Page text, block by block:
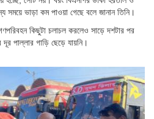
ভাড়া কম পাওয়া গেছে বলে জানান তিনি।
কিছুটা চলাচল করলেও সাড়ে দশটার পর
পাল্লার গাড়ি ছেড়ে যায়নি।